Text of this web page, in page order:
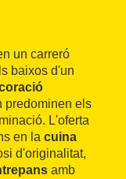
un carreró
baixos d'un
predominen els
L'oferta
en la cuina
d'originalitat,
amb